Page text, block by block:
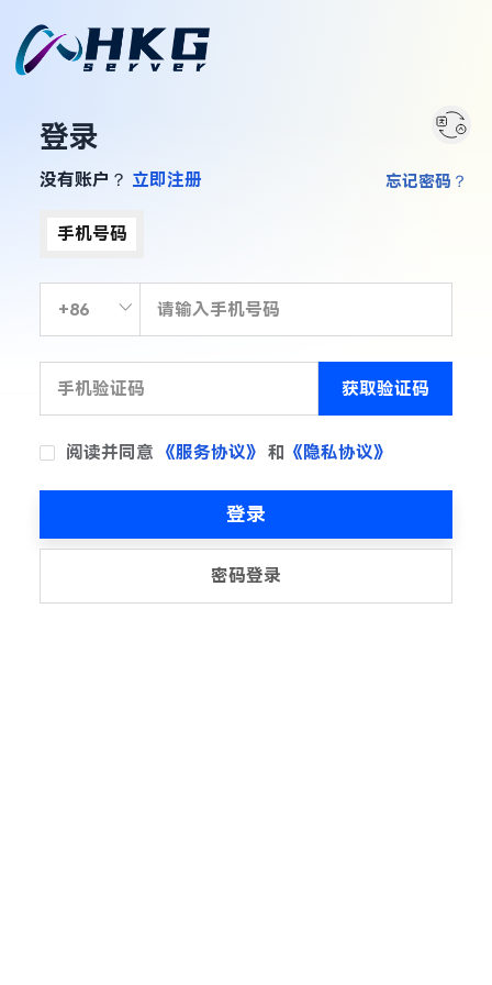
登录
没有账户？ 立即注册
手机号码
获取验证码
阅读并同意 《服务协议》 和 《隐私协议》
忘记密码？
登录
密码登录